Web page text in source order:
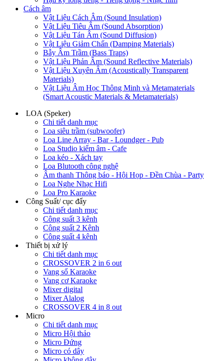
Cách âm
Vật Liệu Cách Âm (Sound Insulation)
Vật Liệu Tiêu Âm (Sound Absorption)
Vật Liệu Tán Âm (Sound Diffusion)
Vật Liệu Giảm Chấn (Damping Materials)
Bẫy Âm Trầm (Bass Traps)
Vật Liệu Phản Âm (Sound Reflective Materials)
Vật Liệu Xuyên Âm (Acoustically Transparent
Materials)
Vật Liệu Âm Học Thông Minh và Metamaterials
(Smart Acoustic Materials & Metamaterials)
LOA (Speker)
Chi tiết danh mục
Loa siêu trầm (subwoofer)
Loa Line Array - Bar - Loundger - Pub
Loa Studio kiểm âm - Cafe
Loa kéo - Xách tay
Loa Blutooth công nghệ
Âm thanh Thông báo - Hội Họp - Đền Chùa - Party
Loa Nghe Nhạc Hifi
Loa Pro Karaoke
Công Suất/ cục đẩy
Chi tiết danh mục
Công suất 3 kênh
Công suất 2 Kênh
Công suất 4 kênh
Thiết bị xử lý
Chi tiết danh mục
CROSSOVER 2 in 6 out
Vang số Karaoke
Vang cơ Karaoke
Mixer digital
Mixer Alalog
CROSSOVER 4 in 8 out
Micro
Chi tiết danh mục
Micro Hội thảo
Micro Đứng
Micro có dây